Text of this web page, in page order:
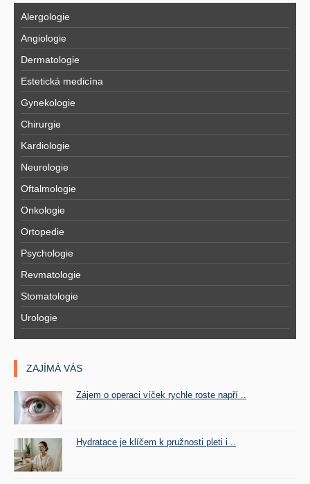
Alergologie
Angiologie
Dermatologie
Estetická medicína
Gynekologie
Chirurgie
Kardiologie
Neurologie
Oftalmologie
Onkologie
Ortopedie
Psychologie
Revmatologie
Stomatologie
Urologie
ZAJÍMÁ VÁS
Zájem o operaci víček rychle roste napří ..
Hydratace je klíčem k pružnosti pleti i ..